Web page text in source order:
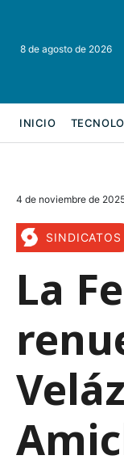
8 de agosto de 2026
INICIO
4 de noviembre de
SINDICATOS
La